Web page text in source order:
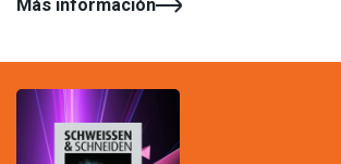
Más información